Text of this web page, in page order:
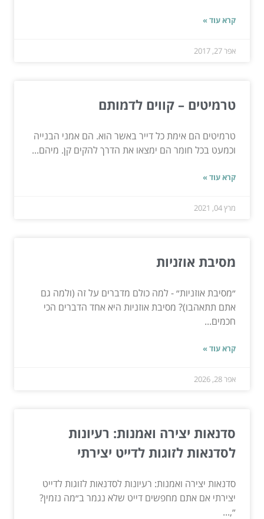
קרא עוד »
אפר 27, 2017
טרמיטים – קווים לדמותם
טרמיטים הם אימת כל דייר באשר הוא. הם אמני הבנייה
וכמעט בכל חומר הם ימצאו את הדרך להקים קן. מיהם...
קרא עוד »
מרץ 04, 2021
מסיבת אוזניות
״מסיבת אוזניות״ - למה כולם מדברים על זה (ולמה גם
אתם תתאהבו)? מסיבת אוזניות היא אחד הדברים הכי
חכמים...
קרא עוד »
אפר 28, 2026
סדנאות יצירה ואמנות: רעיונות
לסדנאות לזוגות לדייט יצירתי
סדנאות יצירה ואמנות: רעיונות לסדנאות לזוגות לדייט
יצירתי אם אתם מחפשים דייט שלא נגמר ב״מה נזמין?
״,...